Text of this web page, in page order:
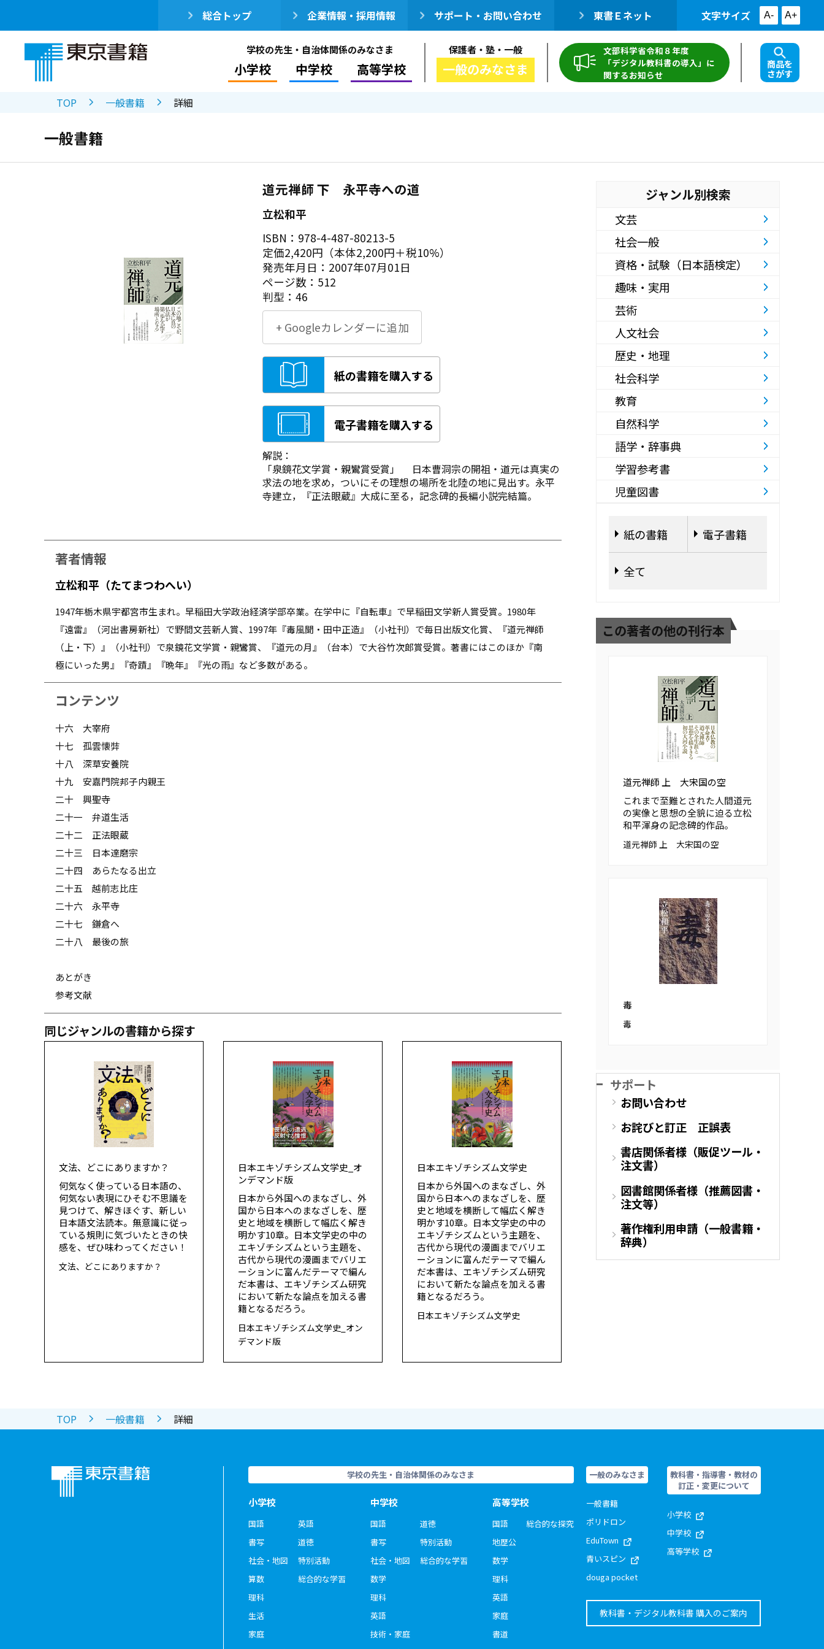
総合トップ 企業情報・採用情報 サポート・お問い合わせ 東書Ｅネット 文字サイズ A- A+
学校の先生・自治体関係のみなさま
小学校 中学校 高等学校
保護者・塾・一般
一般のみなさま
文部科学省令和８年度
「デジタル教科書の導入」に
関するお知らせ
商品を
さがす
TOP 一般書籍 詳細
一般書籍
道元禅師 下 永平寺への道
立松和平
ISBN：978-4-487-80213-5
定価2,420円（本体2,200円＋税10%）
発売年月日：2007年07月01日
ページ数：512
判型：46
+ Googleカレンダーに追加
紙の書籍を購入する
電子書籍を購入する
解説：
「泉鏡花文学賞・親鸞賞受賞」
日本曹洞宗の開祖・道元は真実の
求法の地を求め，ついにその理想の場所を北陸の地に見出す。永平
寺建立，『正法眼蔵』大成に至る，記念碑的長編小説完結篇。
著者情報
立松和平（たてまつわへい）
1947年栃木県宇都宮市生まれ。早稲田大学政治経済学部卒業。在学中に『自転車』で早稲田文学新人賞受賞。1980年
『遠雷』（河出書房新社）で野間文芸新人賞、1997年『毒――風聞・田中正造』（小社刊）で毎日出版文化賞、『道元禅師
（上・下）』（小社刊）で泉鏡花文学賞・親鸞賞、『道元の月』（台本）で大谷竹次郎賞受賞。著書にはこのほか『南
極にいった男』『奇蹟』『晩年』『光の雨』など多数がある。
コンテンツ
十六 大宰府
十七 孤雲懐弉
十八 深草安養院
十九 安嘉門院邦子内親王
二十 興聖寺
二十一 弁道生活
二十二 正法眼蔵
二十三 日本達磨宗
二十四 あらたなる出立
二十五 越前志比庄
二十六 永平寺
二十七 鎌倉へ
二十八 最後の旅
あとがき
参考文献
同じジャンルの書籍から探す
文法、どこにありますか？
何気なく使っている日本語の、
何気ない表現にひそむ不思議を
見つけて、解きほぐす、新しい
日本語文法読本。無意識に従っ
ている規則に気づいたときの快
感を、ぜひ味わってください！
文法、どこにありますか？
日本エキゾチシズム文学史_オ
ンデマンド版
日本から外国へのまなざし、外
国から日本へのまなざしを、歴
史と地域を横断して幅広く解き
明かす10章。日本文学史の中の
エキゾチシズムという主題を、
古代から現代の漫画までバリエ
ーションに富んだテーマで編ん
だ本書は、エキゾチシズム研究
において新たな論点を加える書
籍となるだろう。
日本エキゾチシズム文学史_オン
デマンド版
日本エキゾチシズム文学史
日本から外国へのまなざし、外
国から日本へのまなざしを、歴
史と地域を横断して幅広く解き
明かす10章。日本文学史の中の
エキゾチシズムという主題を、
古代から現代の漫画までバリエ
ーションに富んだテーマで編ん
だ本書は、エキゾチシズム研究
において新たな論点を加える書
籍となるだろう。
日本エキゾチシズム文学史
ジャンル別検索
文芸
社会一般
資格・試験（日本語検定）
趣味・実用
芸術
人文社会
歴史・地理
社会科学
教育
自然科学
語学・辞事典
学習参考書
児童図書
紙の書籍 電子書籍
全て
この著者の他の刊行本
道元禅師 上 大宋国の空
これまで至難とされた人間道元
の実像と思想の全貌に迫る立松
和平渾身の記念碑的作品。
道元禅師 上 大宋国の空
毒
毒
サポート
お問い合わせ
お詫びと訂正 正誤表
書店関係者様（販促ツール・
注文書）
図書館関係者様（推薦図書・
注文等）
著作権利用申請（一般書籍・
辞典）
TOP 一般書籍 詳細
学校の先生・自治体関係のみなさま
小学校
国語
書写
社会・地図
算数
理科
生活
家庭
英語
道徳
特別活動
総合的な学習
中学校
国語
書写
社会・地図
数学
理科
英語
技術・家庭
道徳
特別活動
総合的な学習
高等学校
国語
地歴公
数学
理科
英語
家庭
書道
総合的な探究
一般のみなさま
一般書籍
ポリドロン
EduTown
青いスピン
douga pocket
教科書・指導書・教材の
訂正・変更について
小学校
中学校
高等学校
教科書・デジタル教科書 購入のご案内